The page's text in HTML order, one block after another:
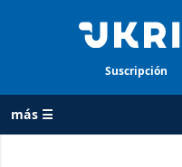
Suscripción
más ☰